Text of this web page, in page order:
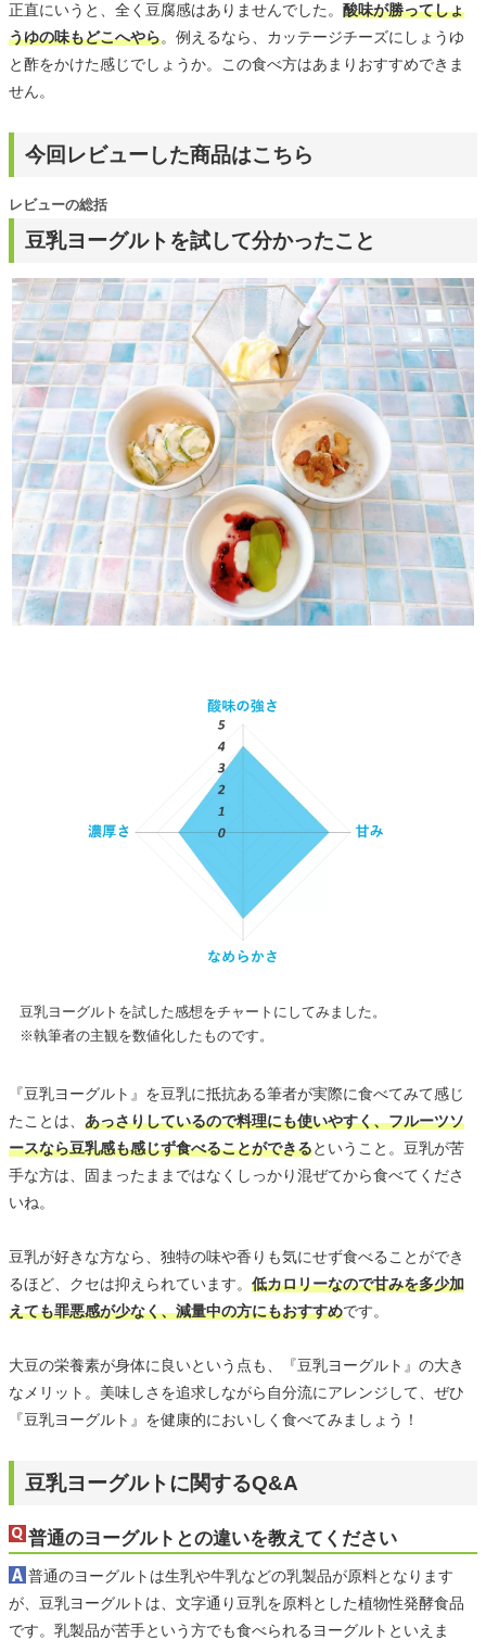
正直にいうと、全く豆腐感はありませんでした。 酸味が勝ってしょ
うゆの味もどこへやら。例えるなら、カッテージチーズにしょうゆ
と酢をかけた感じでしょうか。この食べ方はあまりおすすめできま
せん。
今回レビューした商品はこちら
豆乳ヨーグルトを試して分かったこと
レビューの総括
豆乳ヨーグルトを試した感想をチャートにしてみました。
※執筆者の主観を数値化したものです。
『豆乳ヨーグルト』を豆乳に抵抗ある筆者が実際に食べてみて感じ
たことは、 あっさりしているので料理にも使いやすく、フルーツソ
ースなら豆乳感も感じず食べることができるということ。豆乳が苦
手な方は、固まったままではなくしっかり混ぜてから食べてくださ
いね。
豆乳が好きな方なら、独特の味や香りも気にせず食べることができ
るほど、クセは抑えられています。 低カロリーなので甘みを多少加
えても罪悪感が少なく、減量中の方にもおすすめです。
大豆の栄養素が身体に良いという点も、『豆乳ヨーグルト』の大き
なメリット。美味しさを追求しながら自分流にアレンジして、ぜひ
『豆乳ヨーグルト』を健康的においしく食べてみましょう！
豆乳ヨーグルトに関するQ&A
普通のヨーグルトとの違いを教えてください
普通のヨーグルトは生乳や牛乳などの乳製品が原料となります
が、豆乳ヨーグルトは、文字通り豆乳を原料とした植物性発酵食品
です。乳製品が苦手という方でも食べられるヨーグルトといえま